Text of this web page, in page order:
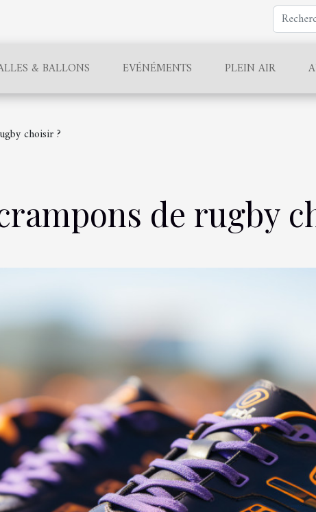
& BALLONS EVÉNÉMENTS PLEIN AIR
choisir ?
de rugby